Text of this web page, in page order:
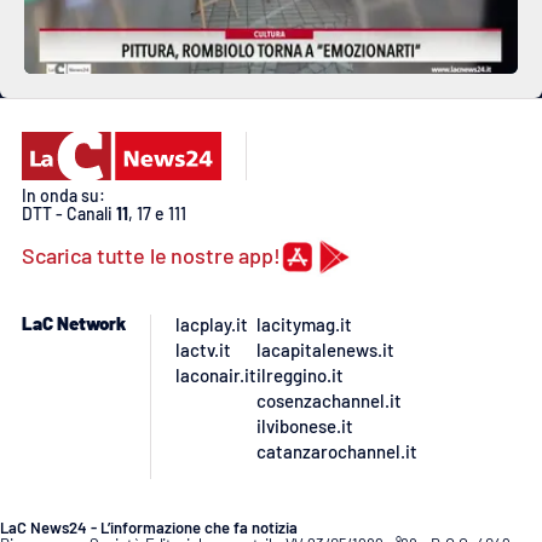
In onda su:
DTT - Canali 11, 17 e 111
Scarica tutte le nostre app!
LaC Network
lacplay.it
lactv.it
laconair.it
lacitymag.it
lacapitalenews.it
ilreggino.it
cosenzachannel.it
ilvibonese.it
catanzarochannel.it
LaC News24 - L’informazione che fa notizia